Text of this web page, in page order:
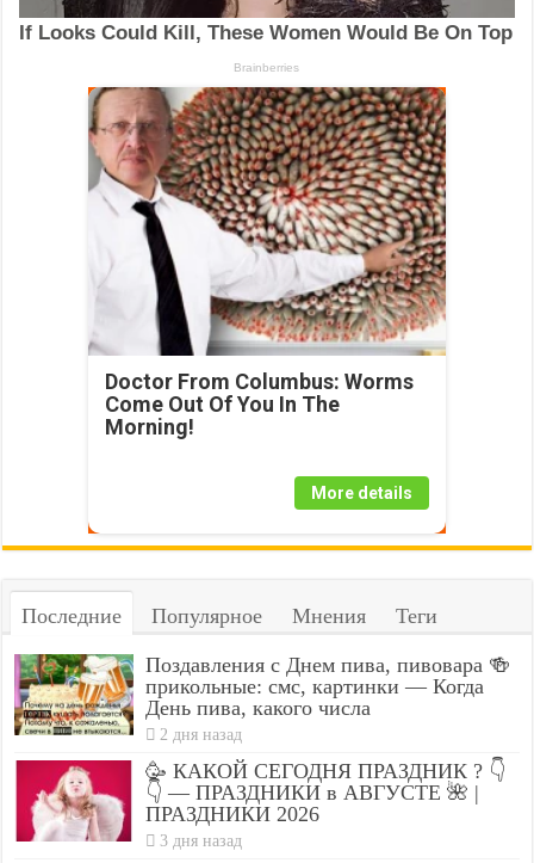
Doctor From Columbus: Worms
Come Out Of You In The
Morning!
More details
Последние Популярное Мнения Теги
Поздавления с Днем пива, пивовара 🍻
прикольные: смс, картинки — Когда
День пива, какого числа
2 дня назад
🥳 КАКОЙ СЕГОДНЯ ПРАЗДНИК ? 👇
👇 — ПРАЗДНИКИ в АВГУСТЕ 🌺 |
ПРАЗДНИКИ 2026
3 дня назад